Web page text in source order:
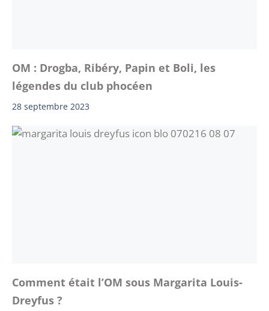
OM : Drogba, Ribéry, Papin et Boli, les
légendes du club phocéen
28 septembre 2023
Comment était l’OM sous Margarita Louis-
Dreyfus ?